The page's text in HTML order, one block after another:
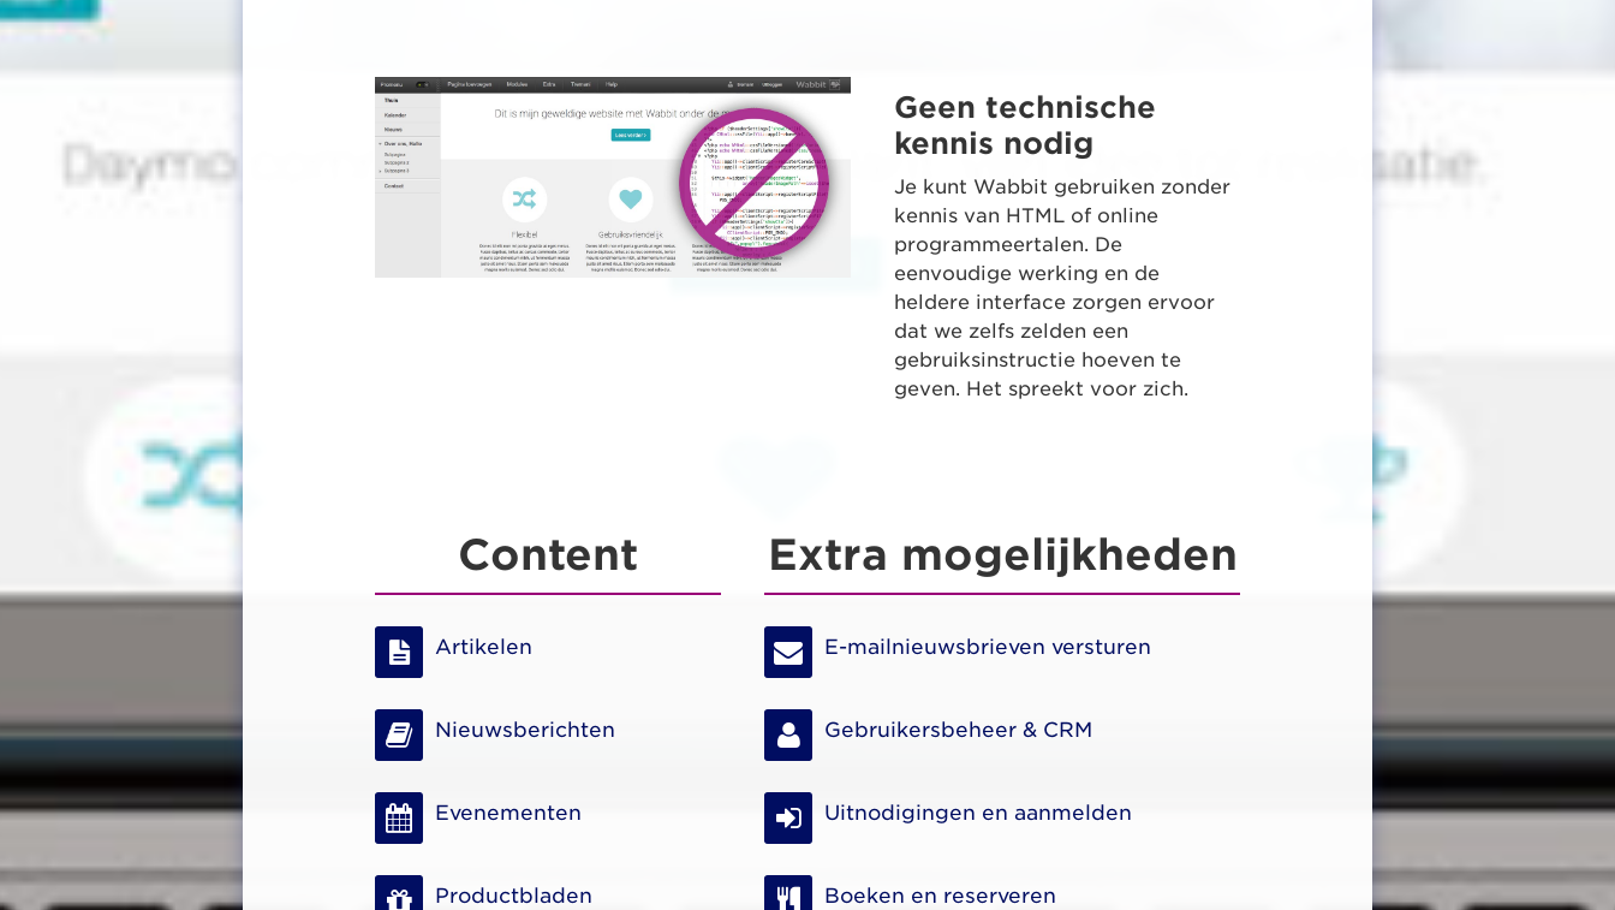
Geen technische
kennis nodig
Je kunt Wabbit gebruiken zonder
kennis van HTML of online
programmeertalen. De
eenvoudige werking en de
heldere interface zorgen ervoor
dat we zelfs zelden een
gebruiksinstructie hoeven te
geven. Het spreekt voor zich.
Content
Artikelen
Nieuwsberichten
Evenementen
Productbladen
Extra mogelijkheden
E-mailnieuwsbrieven versturen
Gebruikersbeheer & CRM
Uitnodigingen en aanmelden
Boeken en reserveren